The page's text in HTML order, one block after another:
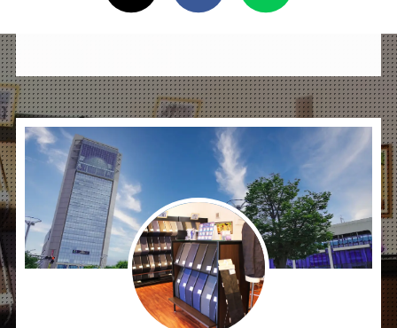
け
ば
シ
ア
し
て
く
だ